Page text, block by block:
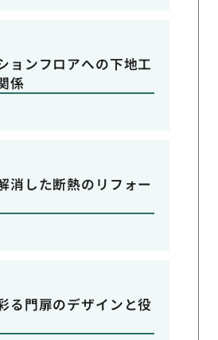
ョンフロアへの下地工
係
消した断熱のリフォー
る門扉のデザインと役